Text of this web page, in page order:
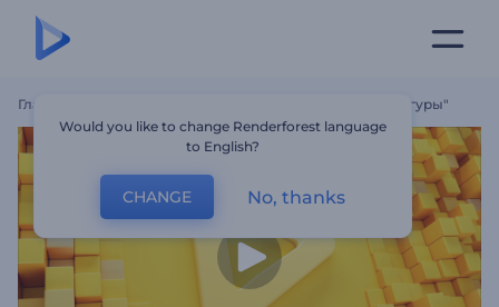
Главная Интро "Четкие Геометрические Фигуры"
Would you like to change Renderforest language
to English?
CHANGE No, thanks